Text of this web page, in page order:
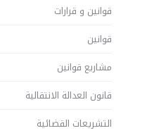
قوانين و قرارات
قوانين
مشاريع قوانين
قانون العدالة الانتقالية
التشريعات القضائية